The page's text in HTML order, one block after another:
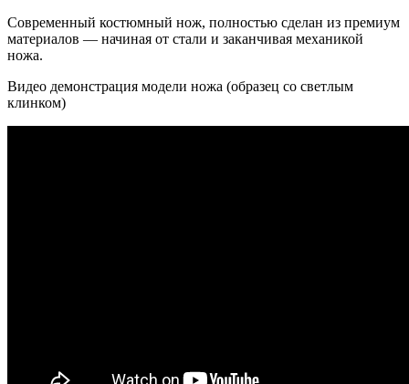
Современный костюмный нож, полностью сделан из премиум
материалов — начиная от стали и заканчивая механикой
ножа.
Видео демонстрация модели ножа (образец со светлым
клинком)